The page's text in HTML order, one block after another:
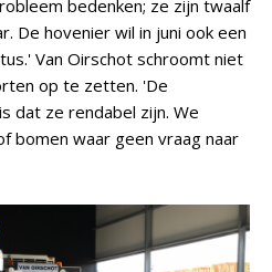
bedenken; ze zijn twaalf
De hovenier wil in juni ook een
Van Oirschot schroomt niet
op te zetten. 'De
dat ze rendabel zijn. We
bomen waar geen vraag naar